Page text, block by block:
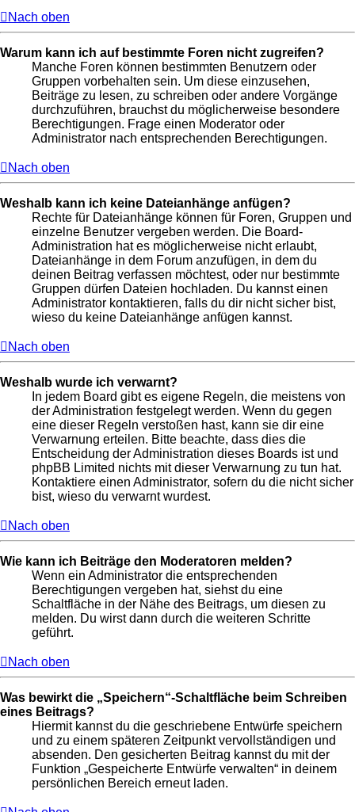
Nach oben
Warum kann ich auf bestimmte Foren nicht zugreifen?
Manche Foren können bestimmten Benutzern oder
Gruppen vorbehalten sein. Um diese einzusehen,
Beiträge zu lesen, zu schreiben oder andere Vorgänge
durchzuführen, brauchst du möglicherweise besondere
Berechtigungen. Frage einen Moderator oder
Administrator nach entsprechenden Berechtigungen.
Nach oben
Weshalb kann ich keine Dateianhänge anfügen?
Rechte für Dateianhänge können für Foren, Gruppen und
einzelne Benutzer vergeben werden. Die Board-
Administration hat es möglicherweise nicht erlaubt,
Dateianhänge in dem Forum anzufügen, in dem du
deinen Beitrag verfassen möchtest, oder nur bestimmte
Gruppen dürfen Dateien hochladen. Du kannst einen
Administrator kontaktieren, falls du dir nicht sicher bist,
wieso du keine Dateianhänge anfügen kannst.
Nach oben
Weshalb wurde ich verwarnt?
In jedem Board gibt es eigene Regeln, die meistens von
der Administration festgelegt werden. Wenn du gegen
eine dieser Regeln verstoßen hast, kann sie dir eine
Verwarnung erteilen. Bitte beachte, dass dies die
Entscheidung der Administration dieses Boards ist und
phpBB Limited nichts mit dieser Verwarnung zu tun hat.
Kontaktiere einen Administrator, sofern du die nicht sicher
bist, wieso du verwarnt wurdest.
Nach oben
Wie kann ich Beiträge den Moderatoren melden?
Wenn ein Administrator die entsprechenden
Berechtigungen vergeben hat, siehst du eine
Schaltfläche in der Nähe des Beitrags, um diesen zu
melden. Du wirst dann durch die weiteren Schritte
geführt.
Nach oben
Was bewirkt die „Speichern“-Schaltfläche beim Schreiben
eines Beitrags?
Hiermit kannst du die geschriebene Entwürfe speichern
und zu einem späteren Zeitpunkt vervollständigen und
absenden. Den gesicherten Beitrag kannst du mit der
Funktion „Gespeicherte Entwürfe verwalten“ in deinem
persönlichen Bereich erneut laden.